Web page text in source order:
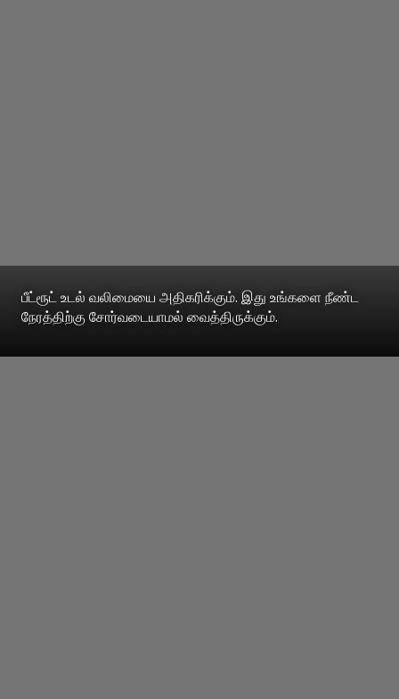
பீட்ரூட் உடல் வலிமையை அதிகரிக்கும். இது உங்களை நீண்ட
நேரத்திற்கு சோர்வடையாமல் வைத்திருக்கும்.